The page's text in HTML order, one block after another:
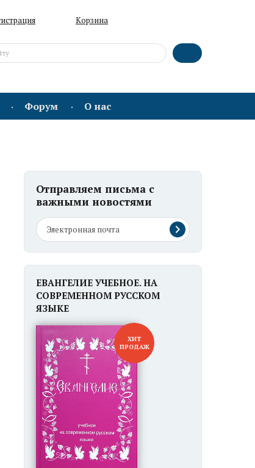
Корзина
Форум О нас
Отправляем письма с
важными новостями
ЕВАНГЕЛИЕ УЧЕБНОЕ. НА
СОВРЕМЕННОМ РУССКОМ
ЯЗЫКЕ
ХИТ
ПРОДАЖ